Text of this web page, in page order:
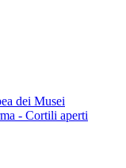
dei Musei
- Cortili aperti